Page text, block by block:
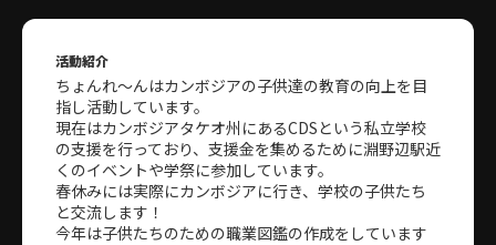
活動紹介
ちょんれ〜んはカンボジアの子供達の教育の向上を目
指し活動しています。
現在はカンボジアタケオ州にあるCDSという私立学校
の支援を行っており、支援金を集めるために淵野辺駅近
くのイベントや学祭に参加しています。
春休みには実際にカンボジアに行き、学校の子供たち
と交流します！
今年は子供たちのための職業図鑑の作成をしています